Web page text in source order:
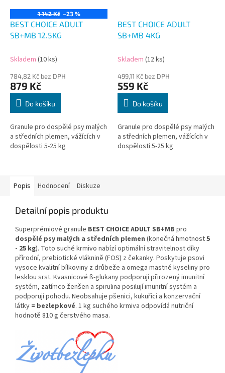
1 142 Kč –23 %
BEST CHOICE ADULT
SB+MB 12.5KG
Skladem (10 ks)
784,82 Kč bez DPH
879 Kč
Do košíku
Granule pro dospělé psy malých
a středních plemen, vážících v
dospělosti 5-25 kg
BEST CHOICE ADULT
SB+MB 4KG
Skladem (12 ks)
499,11 Kč bez DPH
559 Kč
Do košíku
Granule pro dospělé psy malých
a středních plemen, vážících v
dospělosti 5-25 kg
Popis Hodnocení Diskuze
Detailní popis produktu
Superprémiové granule BEST CHOICE ADULT SB+MB pro
dospělé psy malých a středních plemen (konečná hmotnost5
- 25 kg). Toto suché krmivo nabízí optimální stravitelnost díky
přírodní, prebiotické vláknině (FOS) z čekanky. Poskytuje psovi
vysoce kvalitní bílkoviny z drůbeže a omega mastné kyseliny pro
lesklou srst. Kvasnicové ß-glukany podporují přirozený imunitní
systém, zatímco ženšen a spirulina posilují imunitní systém a
podporují pohodu. Neobsahuje pšenici, kukuřici a konzervační
látky = bezlepkové. 1 kg suchého krmiva odpovídá nutriční
hodnotě 810 g čerstvého masa.